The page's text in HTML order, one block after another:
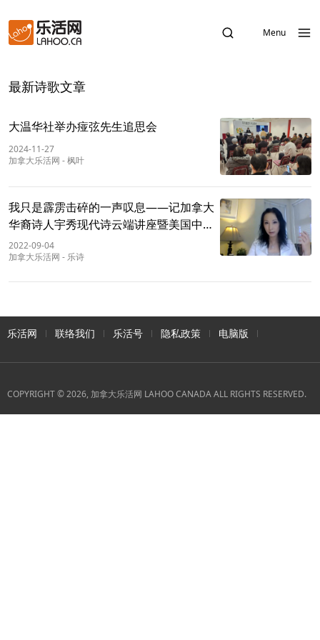
Menu
最新诗歌文章
大温华社举办痖弦先生追思会
2024-11-27
加拿大乐活网 -枫叶
我只是霹雳击碎的一声叹息——记加拿大
华裔诗人宇秀现代诗云端讲座暨美国中文
作家协会2022年诗歌论坛
2022-09-04
加拿大乐活网 - 乐诗
乐活网 联络我们 乐活号 隐私政策 电脑版
COPYRIGHT © 2026, 加拿大乐活网 LAHOO CANADA ALL RIGHTS RESERVED.